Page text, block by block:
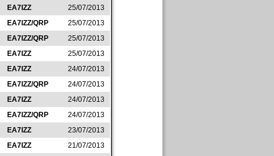
EA7IZZ
25/07/2013
EA7IZZ/QRP
25/07/2013
EA7IZZ/QRP
25/07/2013
EA7IZZ
25/07/2013
EA7IZZ
24/07/2013
EA7IZZ/QRP
24/07/2013
EA7IZZ
24/07/2013
EA7IZZ/QRP
24/07/2013
EA7IZZ
23/07/2013
EA7IZZ
21/07/2013